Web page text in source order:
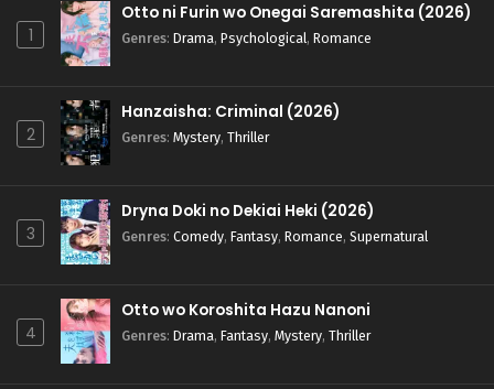
1
Otto ni Furin wo Onegai Saremashita (2026)
Genres: Drama, Psychological, Romance
2
Hanzaisha: Criminal (2026)
Genres: Mystery, Thriller
3
Dryna Doki no Dekiai Heki (2026)
Genres: Comedy, Fantasy, Romance, Supernatural
4
Otto wo Koroshita Hazu Nanoni
Genres: Drama, Fantasy, Mystery, Thriller